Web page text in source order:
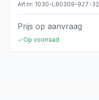
Art.nr: 1030-L80309-927-32
Prijs op aanvraag
Op voorraad